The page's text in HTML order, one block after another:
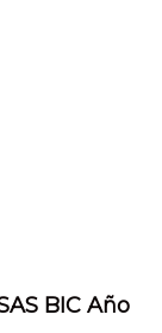
BIC Año